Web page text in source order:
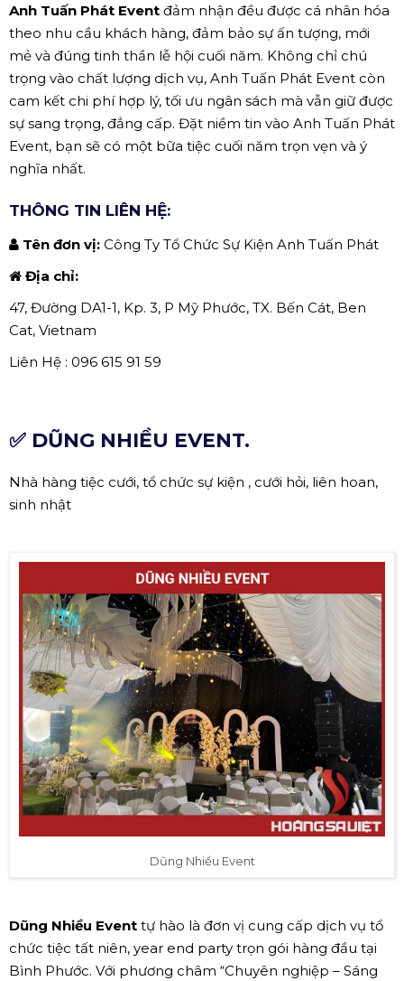
Anh Tuấn Phát Event đảm nhận đều được cá nhân hóa
theo nhu cầu khách hàng, đảm bảo sự ấn tượng, mới
mẻ và đúng tinh thần lễ hội cuối năm. Không chỉ chú
trọng vào chất lượng dịch vụ, Anh Tuấn Phát Event còn
cam kết chi phí hợp lý, tối ưu ngân sách mà vẫn giữ được
sự sang trọng, đẳng cấp. Đặt niềm tin vào Anh Tuấn Phát
Event, bạn sẽ có một bữa tiệc cuối năm trọn vẹn và ý
nghĩa nhất.
THÔNG TIN LIÊN HỆ:
Tên đơn vị: Công Ty Tổ Chức Sự Kiện Anh Tuấn Phát
Địa chỉ:
47, Đường DA1-1, Kp. 3, P Mỹ Phước, TX. Bến Cát, Ben
Cat, Vietnam
Liên Hệ : 096 615 91 59
✅ DŨNG NHIỀU EVENT.
Nhà hàng tiệc cưới, tổ chức sự kiện , cưới hỏi, liên hoan,
sinh nhật
Dũng Nhiều Event
Dũng Nhiều Event tự hào là đơn vị cung cấp dịch vụ tổ
chức tiệc tất niên, year end party trọn gói hàng đầu tại
Bình Phước. Với phương châm “Chuyên nghiệp – Sáng